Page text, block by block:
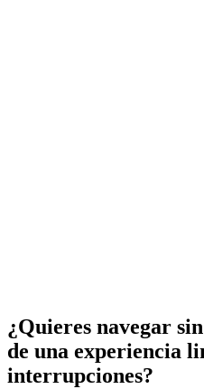
¿Quieres navegar
de una experiencia
interrupciones?